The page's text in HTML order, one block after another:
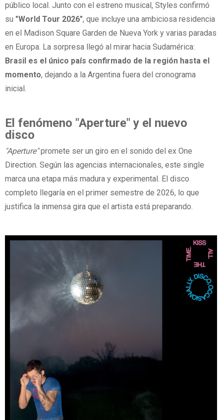
público local. Junto con el estreno musical, Styles confirmó
su "World Tour 2026", que incluye una ambiciosa residencia
en el Madison Square Garden de Nueva York y varias paradas
en Europa. La sorpresa llegó al mirar hacia Sudamérica:
Brasil es el único país confirmado de la región hasta el
momento, dejando a la Argentina fuera del cronograma
inicial.
El fenómeno "Aperture" y el nuevo
disco
"Aperture"promete ser un giro en el sonido del ex One
Direction. Según las agencias internacionales, este single
marca una etapa más madura y experimental. El disco
completo llegaría en el primer semestre de 2026, lo que
justifica la inmensa gira que el artista está preparando.